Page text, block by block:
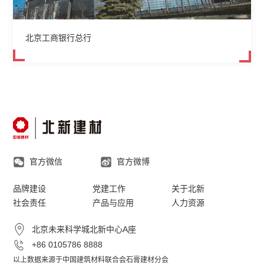
北京工商银行总行
官方微信 官方微博
品牌建设 党建工作
关于北新
社会责任
产品与应用 人力资源
北京未来科学城北新中心A座
+86 0105786 8888
以上数据来源于中国建筑材料联合会石膏建材分会